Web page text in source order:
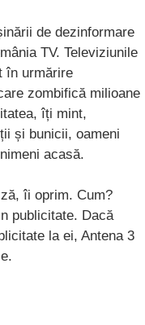
de dezinformare
TV. Televiziunile
în urmărire
zombifică milioane
îți mint,
și bunicii, oameni
acasă.
îi oprim. Cum?
publicitate. Dacă
la ei, Antena 3